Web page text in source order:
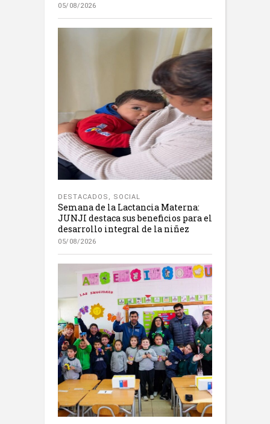
05/08/2026
DESTACADOS SOCIAL
Semana de la Lactancia Materna:
JUNJI destaca sus beneficios para el
desarrollo integral de la niñez
05/08/2026